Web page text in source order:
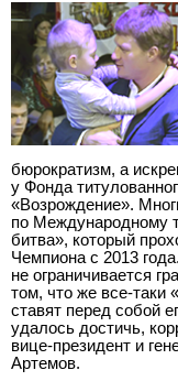
бюрократизм, а
у Фонда
«Возрождение».
по Международному
битва», который
Чемпиона с 2013
не ограничивается
том, что же все-таки
ставят перед собой
удалось достичь,
вице-президент и
Артемов.